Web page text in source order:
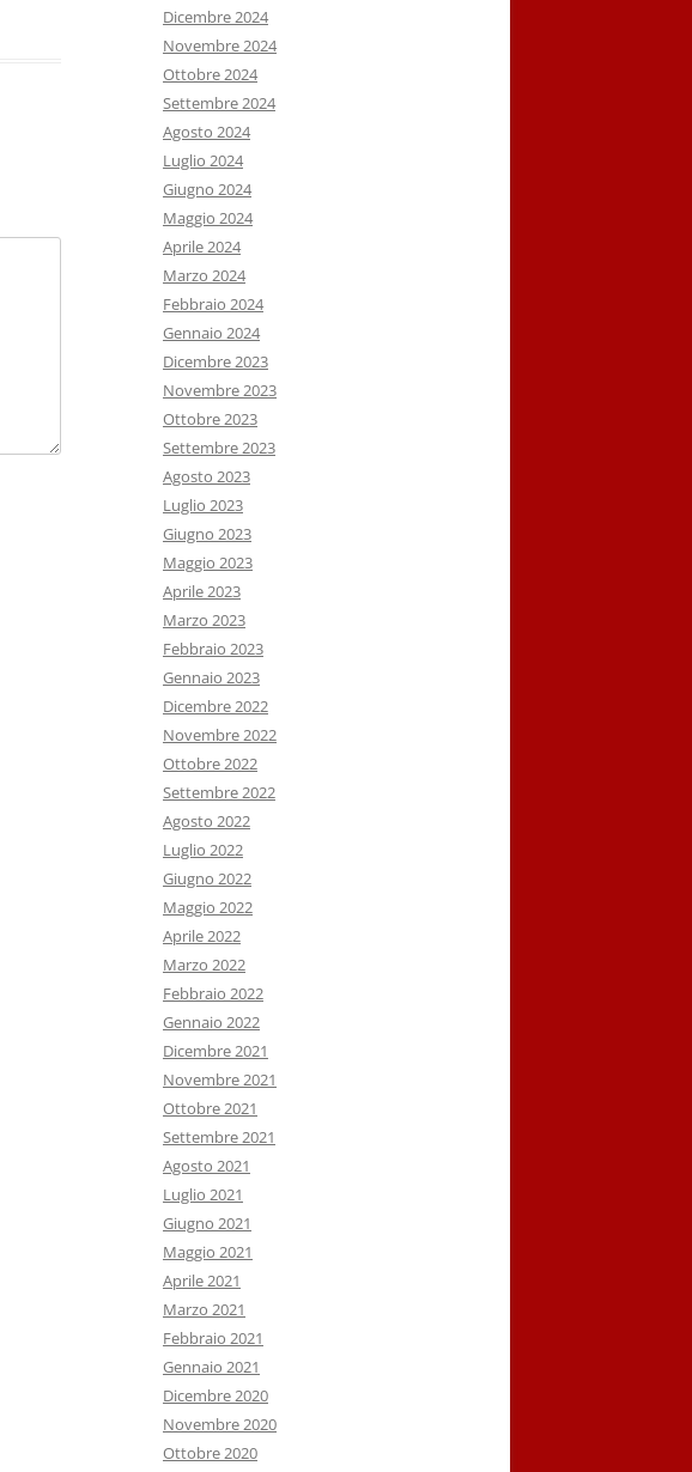
Dicembre 2024
Novembre 2024
Ottobre 2024
Settembre 2024
Agosto 2024
Luglio 2024
Giugno 2024
Maggio 2024
Aprile 2024
Marzo 2024
Febbraio 2024
Gennaio 2024
Dicembre 2023
Novembre 2023
Ottobre 2023
Settembre 2023
Agosto 2023
Luglio 2023
Giugno 2023
Maggio 2023
Aprile 2023
Marzo 2023
Febbraio 2023
Gennaio 2023
Dicembre 2022
Novembre 2022
Ottobre 2022
Settembre 2022
Agosto 2022
Luglio 2022
Giugno 2022
Maggio 2022
Aprile 2022
Marzo 2022
Febbraio 2022
Gennaio 2022
Dicembre 2021
Novembre 2021
Ottobre 2021
Settembre 2021
Agosto 2021
Luglio 2021
Giugno 2021
Maggio 2021
Aprile 2021
Marzo 2021
Febbraio 2021
Gennaio 2021
Dicembre 2020
Novembre 2020
Ottobre 2020